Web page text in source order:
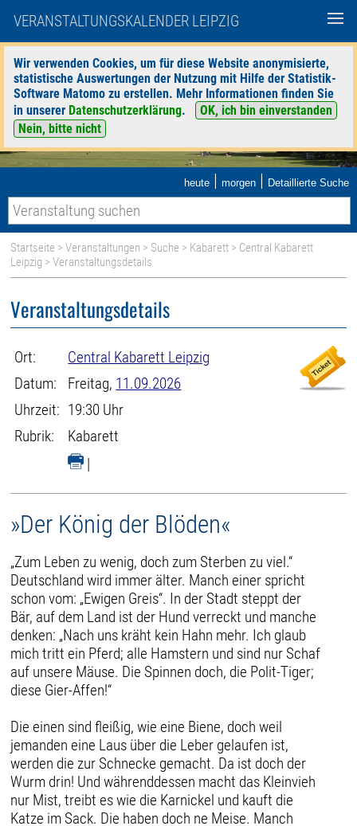
VERANSTALTUNGSKALENDER LEIPZIG
Wir verwenden Cookies, um für diese Website anonymisierte,
statistische Auswertungen der Nutzung mit Hilfe der Statistik-
Software Matomo zu erstellen. Mehr Informationen finden Sie
in unserer Datenschutzerklärung.
OK, ich bin einverstanden
Nein, bitte nicht
heute | morgen | Detaillierte Suche
Startseite >Veranstaltungen > Suche > Kabarett > Central Kabarett
Leipzig > Veranstaltungsdetails
Veranstaltungsdetails
Ort:
Central Kabarett Leipzig
Datum:
Freitag, 11.09.2026
Uhrzeit: 19:30 Uhr
Rubrik:
Kabarett
|
»Der König der Blöden«
„Zum Leben zu wenig, doch zum Sterben zu viel.“
Deutschland wird immer älter. Manch einer spricht
schon vom: „Ewigen Greis“. In der Stadt steppt der
Bär, auf dem Land ist der Hund verreckt und manche
denken: „Nach uns kräht kein Hahn mehr. Ich glaub
mich tritt ein Pferd; alle Hamstern und sind nur Schaf
auf unsere Mäuse. Die Spinnen doch, die Polit-Tiger;
diese Gier-Affen!“
Die einen sind fleißig, wie eine Biene, doch weil
jemanden eine Laus über die Leber gelaufen ist,
werden die zur Schnecke gemacht. Da ist doch der
Wurm drin! Und währenddessen macht das Kleinvieh
nur Mist, treibt es wie die Karnickel und kauft die
Katze im Sack. Die haben doch ne Meise. Manch